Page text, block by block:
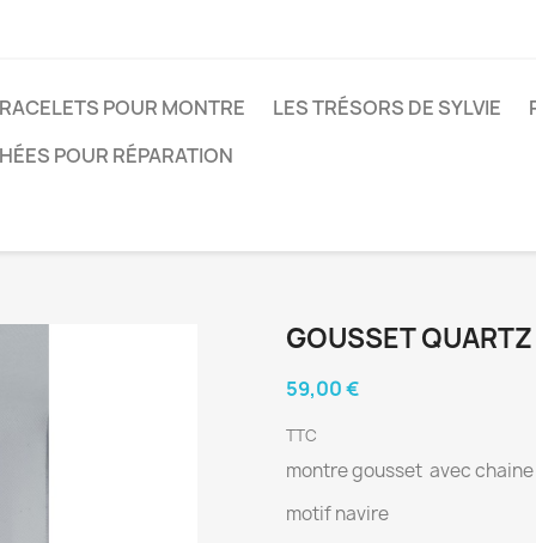
POUR MONTRE LES TRÉSORS DE SYLVIE
POUR RÉPARATION
GOUSSET QUARTZ
59,00 €
TTC
montre gousset avec chaine
motif navire